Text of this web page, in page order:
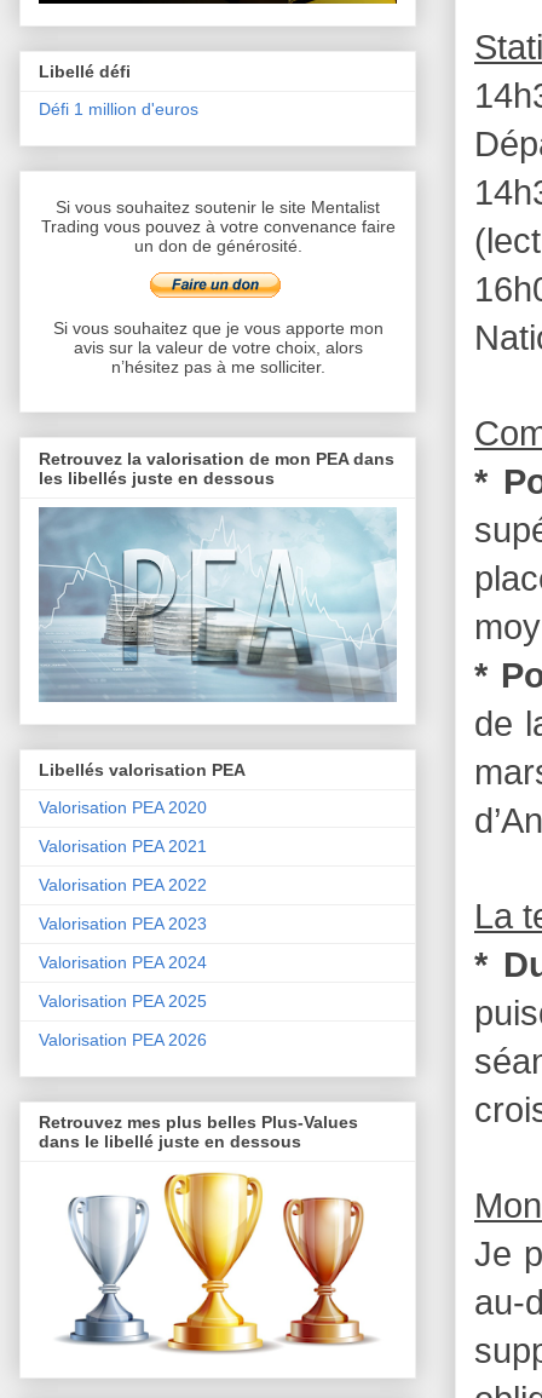
*
*
de
La
*
Je
au-
Libellé défi
Défi 1 million d'euros
Si vous souhaitez soutenir le site Mentalist
Trading vous pouvez à votre convenance faire
un don de générosité.
Si vous souhaitez que je vous apporte mon
avis sur la valeur de votre choix, alors
n’hésitez pas à me solliciter.
Retrouvez la valorisation de mon PEA dans
les libellés juste en dessous
Libellés valorisation PEA
Valorisation PEA 2020
Valorisation PEA 2021
Valorisation PEA 2022
Valorisation PEA 2023
Valorisation PEA 2024
Valorisation PEA 2025
Valorisation PEA 2026
Retrouvez mes plus belles Plus-Values
dans le libellé juste en dessous